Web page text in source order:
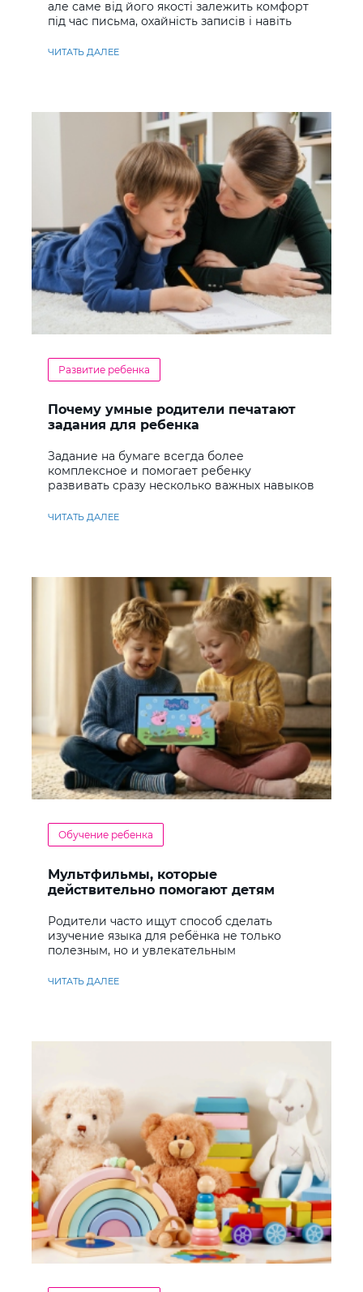
але саме від його якості залежить комфорт
під час письма, охайність записів і навіть
ЧИТАТЬ ДАЛЕЕ
Развитие ребенка
Почему умные родители печатают
задания для ребенка
Задание на бумаге всегда более
комплексное и помогает ребенку
развивать сразу несколько важных навыков
ЧИТАТЬ ДАЛЕЕ
Обучение ребенка
Мультфильмы, которые
действительно помогают детям
Родители часто ищут способ сделать
изучение языка для ребёнка не только
полезным, но и увлекательным
ЧИТАТЬ ДАЛЕЕ